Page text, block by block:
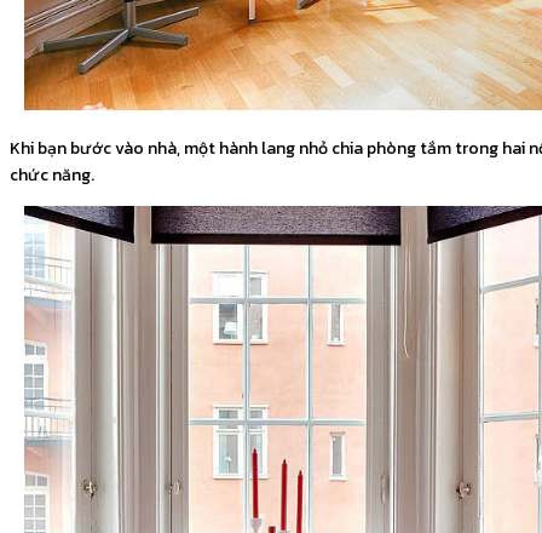
Khi bạn bước vào nhà, một hành lang nhỏ chia phòng tắm trong hai
chức năng.